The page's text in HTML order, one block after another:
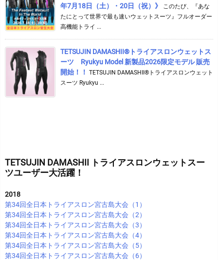
年7月18日（土）・20日（祝）》
このたび、『あな
たにとって世界で最も速いウェットスーツ』フルオーダー
高機能トライ ...
TETSUJIN DAMASHII®︎トライアスロンウェットス
ーツ Ryukyu Model 新製品2026限定モデル 販売
開始！！ TETSUJIN DAMASHII®︎トライアスロンウェット
スーツ Ryukyu ...
TETSUJIN DAMASHII トライアスロンウェットスー
ツユーザー大活躍！
2018
第34回全日本トライアスロン宮古島大会（1）
第34回全日本トライアスロン宮古島大会（2）
第34回全日本トライアスロン宮古島大会（3）
第34回全日本トライアスロン宮古島大会（4）
第34回全日本トライアスロン宮古島大会（5）
第34回全日本トライアスロン宮古島大会（6）